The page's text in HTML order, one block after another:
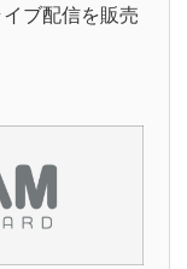
ブ配信を販売